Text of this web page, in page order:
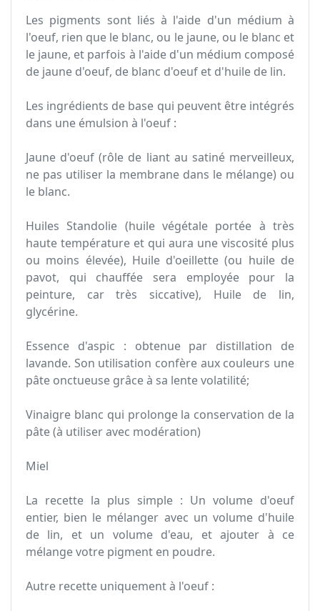
Les pigments sont liés à l'aide d'un médium à
l'oeuf, rien que le blanc, ou le jaune, ou le blanc et
le jaune, et parfois à l'aide d'un médium composé
de jaune d'oeuf, de blanc d'oeuf et d'huile de lin.
Les ingrédients de base qui peuvent être intégrés
dans une émulsion à l'oeuf :
Jaune d'oeuf (rôle de liant au satiné merveilleux,
ne pas utiliser la membrane dans le mélange) ou
le blanc.
Huiles Standolie (huile végétale portée à très
haute température et qui aura une viscosité plus
ou moins élevée), Huile d'oeillette (ou huile de
pavot, qui chauffée sera employée pour la
peinture, car très siccative), Huile de lin,
glycérine.
Essence d'aspic : obtenue par distillation de
lavande. Son utilisation confère aux couleurs une
pâte onctueuse grâce à sa lente volatilité;
Vinaigre blanc qui prolonge la conservation de la
pâte (à utiliser avec modération)
Miel
La recette la plus simple : Un volume d'oeuf
entier, bien le mélanger avec un volume d'huile
de lin, et un volume d'eau, et ajouter à ce
mélange votre pigment en poudre.
Autre recette uniquement à l'oeuf :